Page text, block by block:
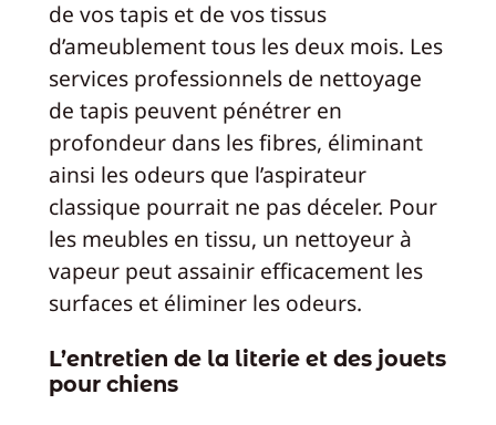
de vos tapis et de vos tissus
d’ameublement tous les deux mois. Les
services professionnels de nettoyage
de tapis peuvent pénétrer en
profondeur dans les fibres, éliminant
ainsi les odeurs que l’aspirateur
classique pourrait ne pas déceler. Pour
les meubles en tissu, un nettoyeur à
vapeur peut assainir efficacement les
surfaces et éliminer les odeurs.
L’entretien de la literie et des jouets
pour chiens